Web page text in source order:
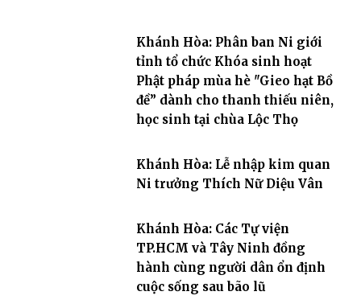
Khánh Hòa: Phân ban Ni giới
tỉnh tổ chức Khóa sinh hoạt
Phật pháp mùa hè "Gieo hạt Bồ
đề” dành cho thanh thiếu niên,
học sinh tại chùa Lộc Thọ
Khánh Hòa: Lễ nhập kim quan
Ni trưởng Thích Nữ Diệu Vân
Khánh Hòa: Các Tự viện
TP.HCM và Tây Ninh đồng
hành cùng người dân ổn định
cuộc sống sau bão lũ